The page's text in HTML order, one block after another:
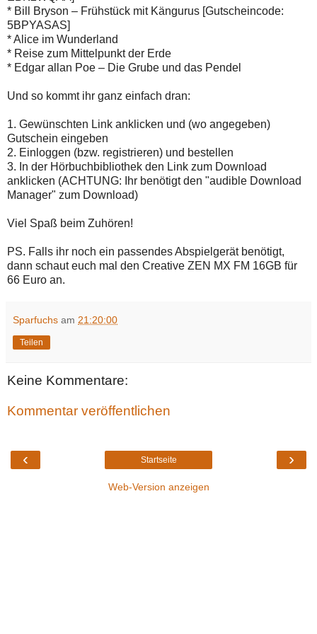
* Bill Bryson – Frühstück mit Kängurus [Gutscheincode:
5BPYASAS]
* Alice im Wunderland
* Reise zum Mittelpunkt der Erde
* Edgar allan Poe – Die Grube und das Pendel
Und so kommt ihr ganz einfach dran:
1. Gewünschten Link anklicken und (wo angegeben)
Gutschein eingeben
2. Einloggen (bzw. registrieren) und bestellen
3. In der Hörbuchbibliothek den Link zum Download
anklicken (ACHTUNG: Ihr benötigt den "audible Download
Manager" zum Download)
Viel Spaß beim Zuhören!
PS. Falls ihr noch ein passendes Abspielgerät benötigt,
dann schaut euch mal den Creative ZEN MX FM 16GB für
66 Euro an.
Sparfuchs am 21:20:00
Teilen
Keine Kommentare:
Kommentar veröffentlichen
‹ ›
Startseite
Web-Version anzeigen